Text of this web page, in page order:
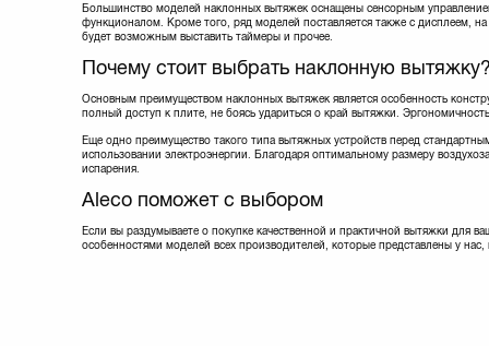
Большинство моделей наклонных вытяжек оснащены сенсорным
функционалом. Кроме того, ряд моделей поставляется также с дисплеем,
будет возможным выставить таймеры и прочее.
Почему стоит выбрать наклонную
Основным преимуществом наклонных вытяжек является особенность
полный доступ к плите, не боясь удариться о край вытяжки.
Еще одно преимущество такого типа вытяжных устройств перед
использовании электроэнергии. Благодаря оптимальному размеру
испарения.
Aleco поможет с выбором
Если вы раздумываете о покупке качественной и практичной вытяжки для
особенностями моделей всех производителей, которые представлены у